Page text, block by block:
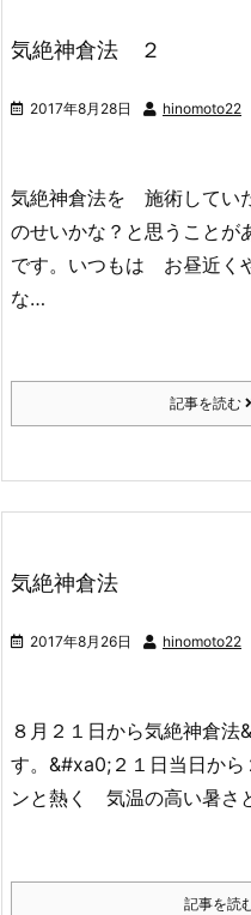
気絶神倉法 ２
2017年8月28日 hinomoto22
気絶神倉法を 施術してい
のせいかな？と思うこと
です。いつもは お昼近く
な…
記事を読む
気絶神倉法
2017年8月26日 hinomoto22
８月２１日から気絶神倉法
す。&#xa0;２１日当日か
ンと熱く 気温の高い暑さ
記事を読